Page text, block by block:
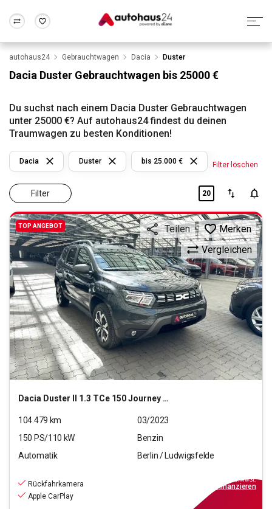
Wir bewerten dein Auto
Alle Fragen & Antworten
Rund um die Inzahlungnahme
Frankfurt Wuppertal
autohaus24 Gebrauchtwagen Dacia Duster
Dacia Duster Gebrauchtwagen bis 25000 €
Du suchst nach einem Dacia Duster Gebrauchtwagen
unter 25000 €? Auf autohaus24 findest du deinen
Traumwagen zu besten Konditionen!
Filter
Dacia Duster bis 25.000 € Filter löschen
20
TOP ANGEBOT
Dacia Duster II 1.3 TCe 150 Journey 2WD (EURO 6d)
Vergleichen
Teilen Merken
104.479 km
03/2023
150 PS/110 kW
Benzin
Automatik
Berlin / Ludwigsfelde
Rückfahrkamera
Apple CarPlay
inkl.MwSt.
finanzieren